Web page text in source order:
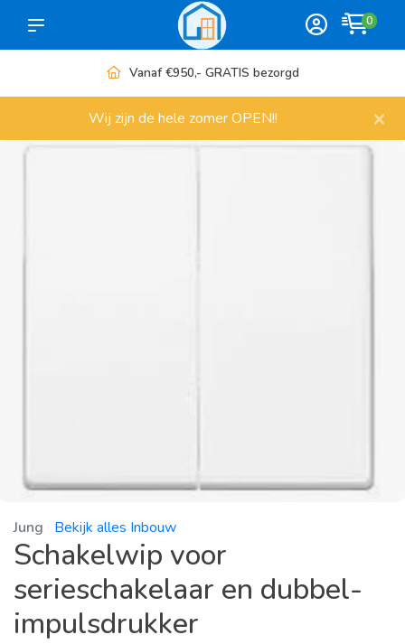
0
Meer dan 1000
Wij zijn de hele zomer OPEN!! ×
Jung Bekijk alles Inbouw
Schakelwip voor
serieschakelaar en dubbel-
impulsdrukker